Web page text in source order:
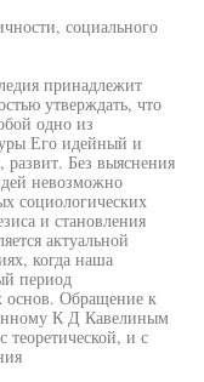
социального
принадлежит
утверждать, что
одно из
Его идейный и
Без выяснения
невозможно
социологических
и становления
актуальной
когда наша
период
основ. Обращение к
К Д Кавелиным
и с